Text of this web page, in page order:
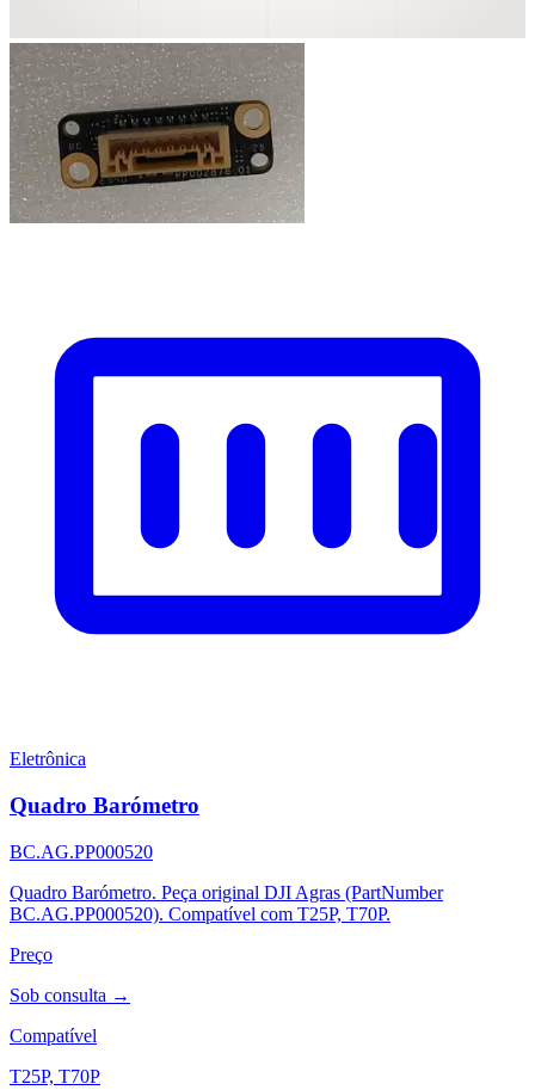
Eletrônica
Quadro Barómetro
BC.AG.PP000520
Quadro Barómetro. Peça original DJI Agras (PartNumber
BC.AG.PP000520). Compatível com T25P, T70P.
Preço
Sob consulta →
Compatível
T25P, T70P